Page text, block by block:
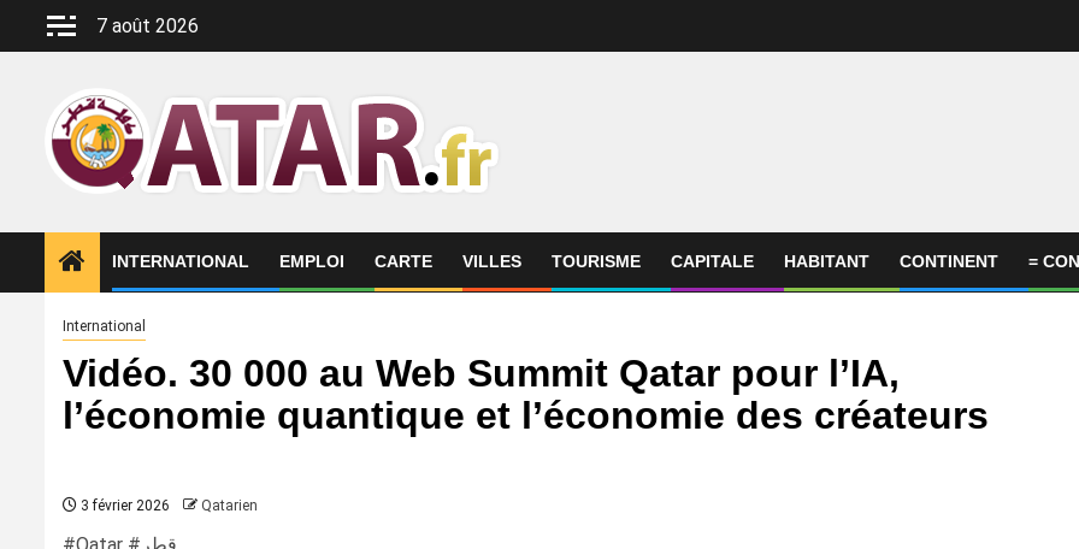
7 août 2026
INTERNATIONAL EMPLOI CARTE VILLES TOURISME CAPITALE HABITANT CONTINENT =
International
Vidéo. 30 000 au Web Summit Qatar pour l’IA,
l’économie quantique et l’économie des créateurs
3 février 2026 Qatarien